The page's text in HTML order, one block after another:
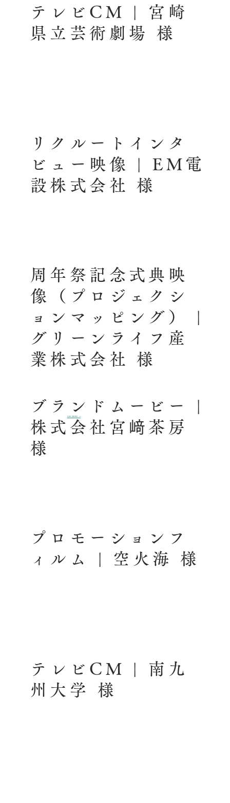
テレビCM | 宮崎
県立芸術劇場 様
リクルートインタ
ビュー映像 | EM電
設株式会社 様
周年祭記念式典映
像（プロジェクシ
ョンマッピング） |
グリーンライフ産
業株式会社 様
ブランドムービー |
株式会社宮﨑茶房
様
プロモーションフ
ィルム | 空火海 様
テレビCM | 南九
州大学 様
SEE MORE →